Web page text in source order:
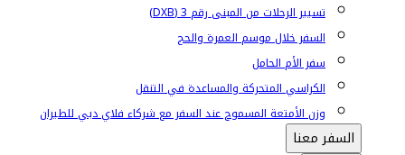
تسيير الرحلات من المبنى رقم 3 (DXB)
السفر خلال موسم العمرة والحج
سفر الأم الحامل
الكراسي المتحركة والمساعدة في التنقل
وزن الأمتعة المسموح عند السفر مع شركاء فلاي دبي للطيران
السفر معنا